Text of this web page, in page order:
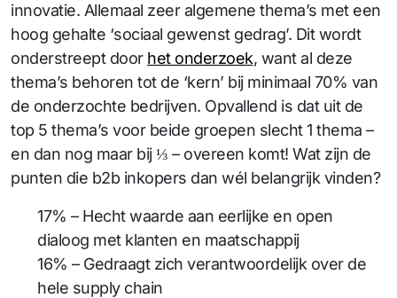
innovatie. Allemaal zeer algemene thema’s met een
hoog gehalte ‘sociaal gewenst gedrag’. Dit wordt
onderstreept door het onderzoek, want al deze
thema’s behoren tot de ‘kern’ bij minimaal 70% van
de onderzochte bedrijven. Opvallend is dat uit de
top 5 thema’s voor beide groepen slecht 1 thema –
en dan nog maar bij ⅓ – overeen komt! Wat zijn de
punten die b2b inkopers dan wél belangrijk vinden?
17% – Hecht waarde aan eerlijke en open
dialoog met klanten en maatschappij
16% – Gedraagt zich verantwoordelijk over de
hele supply chain